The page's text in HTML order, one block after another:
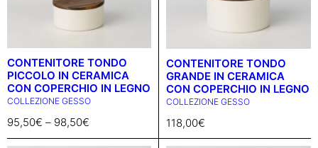
CONTENITORE TONDO
PICCOLO IN CERAMICA
CON COPERCHIO IN LEGNO
COLLEZIONE GESSO
95,50€ – 98,50€
CONTENITORE TONDO
GRANDE IN CERAMICA
CON COPERCHIO IN LEGNO
COLLEZIONE GESSO
118,00€